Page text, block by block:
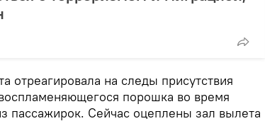
отреагировала на следы присутствия
порошка во время
пассажирок. Сейчас оцеплены зал вылета